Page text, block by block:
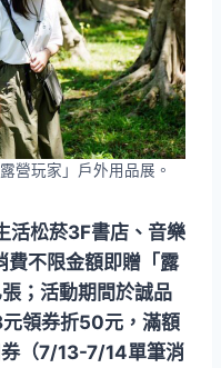
營玩家」戶外用品展。
活松菸3F書店、音樂
費不限金額即贈「露
；活動期間於誠品
領券折50元，滿額
（7/13-7/14單筆消